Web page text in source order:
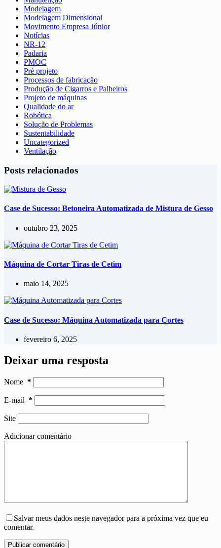
Modelagem
Modelagem Dimensional
Movimento Empresa Júnior
Notícias
NR-12
Padaria
PMOC
Pré projeto
Processos de fabricação
Produção de Cigarros e Palheiros
Projeto de máquinas
Qualidade do ar
Robótica
Solução de Problemas
Sustentabilidade
Uncategorized
Ventilação
Posts relacionados
Case de Sucesso: Betoneira Automatizada de Mistura de Gesso
outubro 23, 2025
Máquina de Cortar Tiras de Cetim
maio 14, 2025
Case de Sucesso: Máquina Automatizada para Cortes
fevereiro 6, 2025
Deixar uma resposta
Nome *
E-mail *
Site
Adicionar comentário
Salvar meus dados neste navegador para a próxima vez que eu
comentar.
Publicar comentário